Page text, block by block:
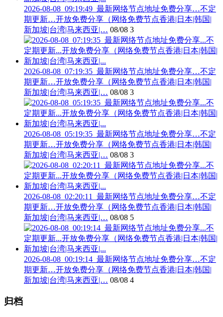
2026-08-08_09:19:49_最新网络节点地址免费分享…不定
期更新…开放免费分享（网络免费节点香港|日本|韩国|
新加坡|台湾|马来西亚|… 08/08 3
2026-08-08_07:19:35_最新网络节点地址免费分享…不定
期更新…开放免费分享（网络免费节点香港|日本|韩国|
新加坡|台湾|马来西亚|… 08/08 3
2026-08-08_05:19:35_最新网络节点地址免费分享…不定
期更新…开放免费分享（网络免费节点香港|日本|韩国|
新加坡|台湾|马来西亚|… 08/08 3
2026-08-08_02:20:11_最新网络节点地址免费分享…不定
期更新…开放免费分享（网络免费节点香港|日本|韩国|
新加坡|台湾|马来西亚|… 08/08 5
2026-08-08_00:19:14_最新网络节点地址免费分享…不定
期更新…开放免费分享（网络免费节点香港|日本|韩国|
新加坡|台湾|马来西亚|… 08/08 4
归档